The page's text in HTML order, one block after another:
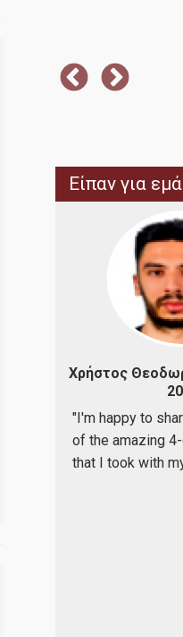
Είπαν για
Χρήστος
"I'm happy to
of the amazing
that I took with